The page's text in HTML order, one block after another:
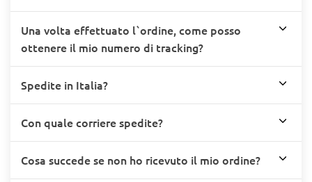
Una volta effettuato l`ordine, come posso
ottenere il mio numero di tracking?
Spedite in Italia?
Con quale corriere spedite?
Cosa succede se non ho ricevuto il mio ordine?